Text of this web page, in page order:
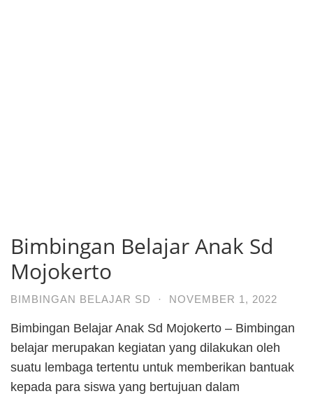
Bimbingan Belajar Anak Sd
Mojokerto
BIMBINGAN BELAJAR SD · NOVEMBER 1, 2022
Bimbingan Belajar Anak Sd Mojokerto – Bimbingan
belajar merupakan kegiatan yang dilakukan oleh
suatu lembaga tertentu untuk memberikan bantuak
kepada para siswa yang bertujuan dalam